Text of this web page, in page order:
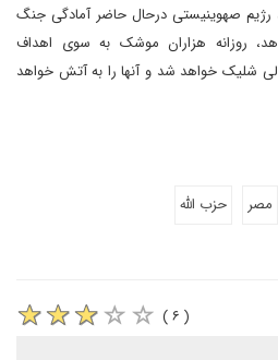
رژیم صهوینیستی درحال حاضر آمادگی جنگ
روزانه هزاران موشک به سوی اهداف
شلیک خواهد شد و آنها را به آتش خواهد
مصر حزب الله
( ۶ )